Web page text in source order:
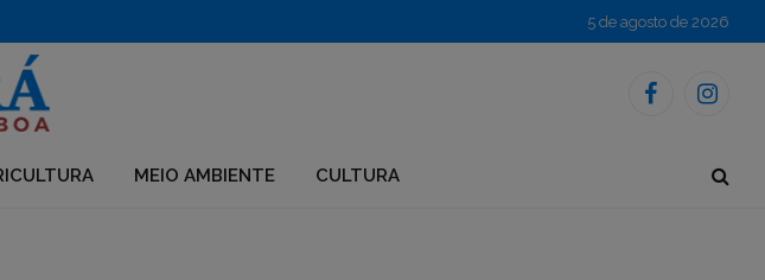
5 de agosto de 2026
Facebook
MEIO AMBIENTE CULTURA